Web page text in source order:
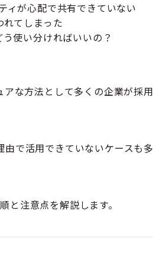
ィが心配で共有できていない
てしまった
使い分ければいいの？
な方法として多くの企業が採用
で活用できていないケースも多
注意点を解説します。